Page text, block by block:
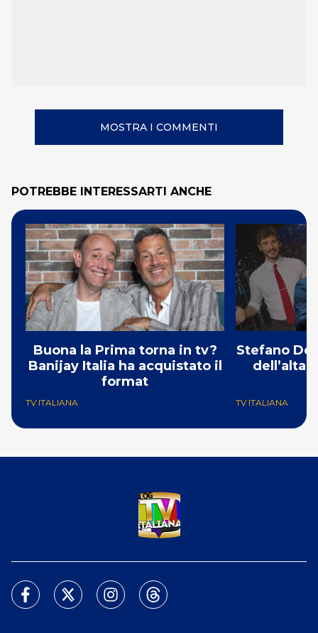
MOSTRA I COMMENTI
POTREBBE INTERESSARTI ANCHE
Buona la Prima torna in tv?
Banijay Italia ha acquistato il
format
TV ITALIANA
Stefano
TV ITALIANA